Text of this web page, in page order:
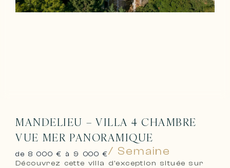
MANDELIEU – VILLA 4 CHAMBRE
VUE MER PANORAMIQUE
de 8 000 € à 9 000 €/ Semaine
Découvrez cette villa d’exception située sur